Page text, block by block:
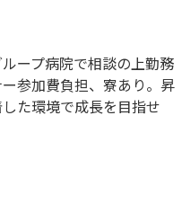
ープ病院で相談の上勤務
参加費負担、寮あり。昇
た環境で成長を目指せ